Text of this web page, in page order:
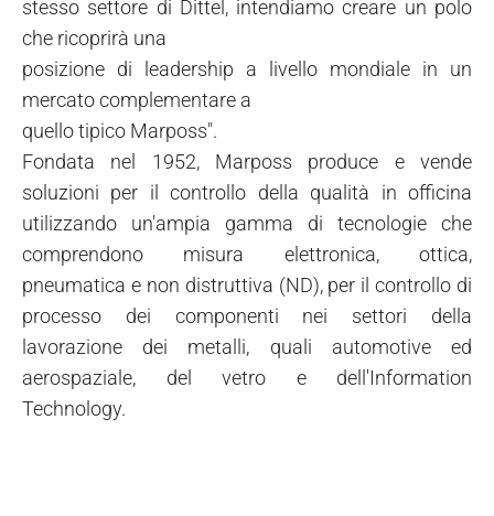
stesso settore di Dittel, intendiamo creare un polo
che ricoprirà una
posizione di leadership a livello mondiale in un
mercato complementare a
quello tipico Marposs".
Fondata nel 1952, Marposs produce e vende
soluzioni per il controllo della qualità in officina
utilizzando un'ampia gamma di tecnologie che
comprendono misura elettronica, ottica,
pneumatica e non distruttiva (ND), per il controllo di
processo dei componenti nei settori della
lavorazione dei metalli, quali automotive ed
aerospaziale, del vetro e dell'Information
Technology.